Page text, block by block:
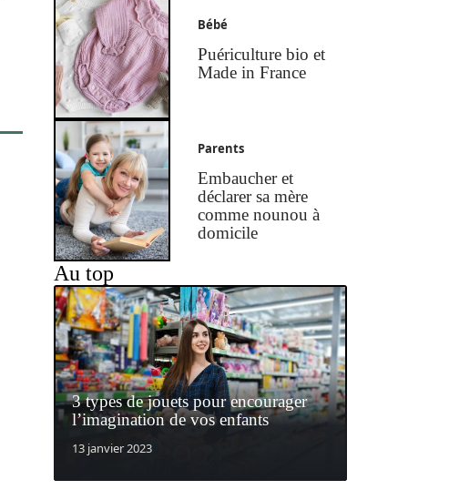
Bébé
Puériculture bio et
Made in France
Parents
Embaucher et
déclarer sa mère
comme nounou à
domicile
Au top
3 types de jouets pour encourager
l’imagination de vos enfants
13 janvier 2023